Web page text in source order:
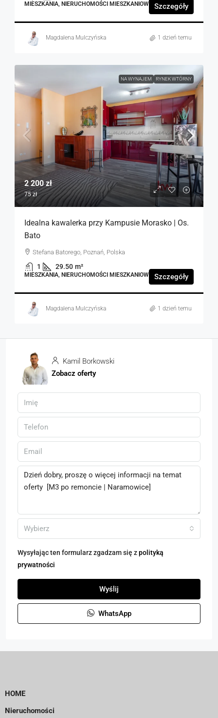
MIESZKANIA, NIERUCHOMOŚCI MIESZKANIOWE Szczegóły
Magdalena Mulczyńska 1 dzień temu
NA WYNAJEM RYNEK WTÓRNY
2 200 zł
75 zł
Idealna kawalerka przy Kampusie Morasko | Os.
Bato
Stefana Batorego, Poznań, Polska
1 29.50 m²
MIESZKANIA, NIERUCHOMOŚCI MIESZKANIOWE Szczegóły
Magdalena Mulczyńska 1 dzień temu
Kamil Borkowski
Zobacz oferty
Wybierz
Wysyłając ten formularz zgadzam się zpolityką
prywatności
Wyślij
WhatsApp
HOME
Nieruchomości